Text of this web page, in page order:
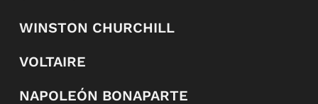
WINSTON CHURCHILL
VOLTAIRE
NAPOLEÓN BONAPARTE